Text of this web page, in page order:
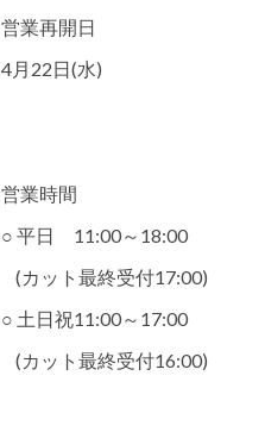
営業再開日
4月22日(水)
営業時間
○ 平日 11:00～18:00
(カット最終受付17:00)
○ 土日祝11:00～17:00
(カット最終受付16:00)